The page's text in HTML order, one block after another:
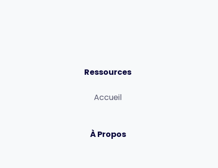
Ressources
Accueil
À Propos